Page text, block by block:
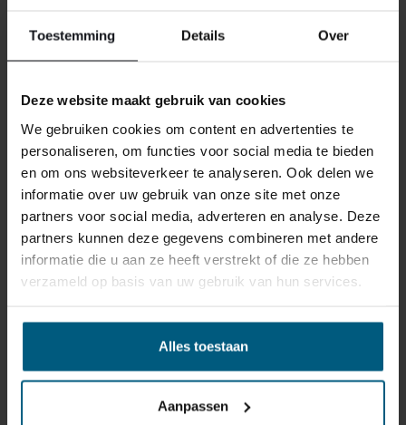
Toestemming Details Over
Deze website maakt gebruik van cookies
We gebruiken cookies om content en advertenties te
personaliseren, om functies voor social media te bieden
en om ons websiteverkeer te analyseren. Ook delen we
informatie over uw gebruik van onze site met onze
partners voor social media, adverteren en analyse. Deze
partners kunnen deze gegevens combineren met andere
informatie die u aan ze heeft verstrekt of die ze hebben
verzameld op basis van uw gebruik van hun services.
Alles toestaan
Aanpassen
TOPPER 3D TALALAY-LATEX
459,00